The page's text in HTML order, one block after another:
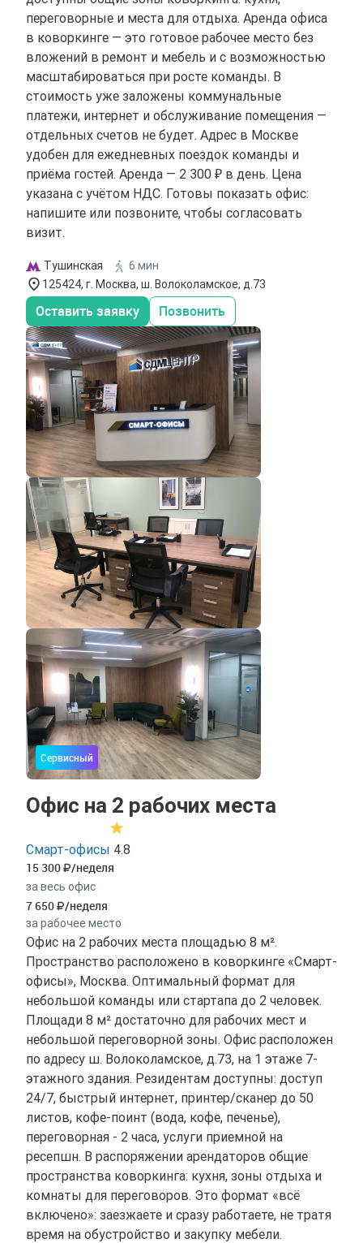
переговорные и места для отдыха. Аренда офиса
в коворкинге — это готовое рабочее место без
вложений в ремонт и мебель и с возможностью
масштабироваться при росте команды. В
стоимость уже заложены коммунальные
платежи, интернет и обслуживание помещения —
отдельных счетов не будет. Адрес в Москве
удобен для ежедневных поездок команды и
приёма гостей. Аренда — 2 300 ₽ в день. Цена
указана с учётом НДС. Готовы показать офис:
напишите или позвоните, чтобы согласовать
визит.
Тушинская
6 мин
125424, г. Москва, ш. Волоколамское, д.73
Оставить заявку Позвонить
Сервисный
Офис на 2 рабочих места
Смарт-офисы 4.8
15 300 /неделя
за весь офис
7 650 /неделя
за рабочее место
Офис на 2 рабочих места площадью 8 м².
Пространство расположено в коворкинге «Смарт-
офисы», Москва. Оптимальный формат для
небольшой команды или стартапа до 2 человек.
Площади 8 м² достаточно для рабочих мест и
небольшой переговорной зоны. Офис расположен
по адресу ш. Волоколамское, д.73, на 1 этаже 7-
этажного здания. Резидентам доступны: доступ
24/7, быстрый интернет, принтер/сканер до 50
листов, кофе-поинт (вода, кофе, печенье),
переговорная - 2 часа, услуги приемной на
ресепшн. В распоряжении арендаторов общие
пространства коворкинга: кухня, зоны отдыха и
комнаты для переговоров. Это формат «всё
включено»: заезжаете и сразу работаете, не тратя
время на обустройство и закупку мебели.